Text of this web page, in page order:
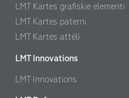
LMT Kartes grafiskie elementi
LMT Kartes paterni
LMT Kartes attēli
LMT Innovations
LMT Innovations